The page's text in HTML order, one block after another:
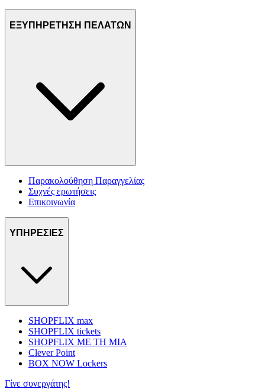
ΕΞΥΠΗΡΕΤΗΣΗ ΠΕΛΑΤΩΝ
Παρακολούθηση Παραγγελίας
Συχνές ερωτήσεις
Επικοινωνία
ΥΠΗΡΕΣΙΕΣ
SHOPFLIX max
SHOPFLIX tickets
SHOPFLIX ΜΕ ΤΗ ΜΙΑ
Clever Point
BOX NOW Lockers
Γίνε συνεργάτης!